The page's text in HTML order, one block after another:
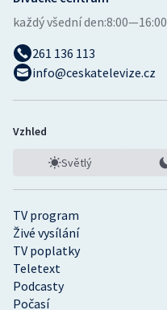
TV program
Živé vysílání
TV poplatky
Teletext
Podcasty
Počasí
každý všední den:
261 136 113
info@ceskatelevize.cz
Vzhled
Světlý